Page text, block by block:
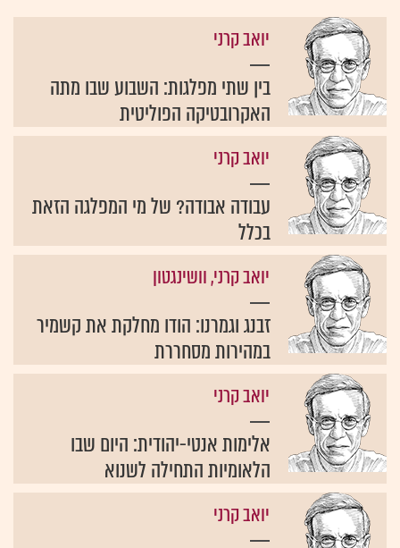
יואב קרני
בין שתי מפלגות: השבוע שבו מתה
האקרובטיקה הפוליטית
יואב קרני
עבודה אבודה? של מי המפלגה הזאת
בכלל
יואב קרני, וושינגטון
זבנג וגמרנו: הודו מחלקת את קשמיר
במהירות מסחררת
יואב קרני
אלימות אנטי-יהודית: היום שבו
הלאומיות התחילה לשנוא
יואב קרני